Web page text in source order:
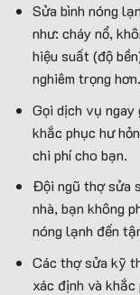
Sửa bình nóng
như: cháy nổ,
hiệu suất (độ
nghiêm trọng
Gọi dịch vụ ngay
khắc phục hư
chi phí cho bạn.
Đội ngũ thợ sửa
nhà, bạn không
nóng lạnh đến
Các thợ sửa kỹ
xác định và